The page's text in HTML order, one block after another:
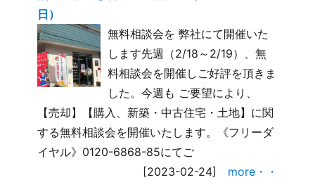
日）
無料相談会を 弊社にて開催いた
します先週（2/18～2/19）、無
料相談会を開催しご好評を頂きま
した。今週も ご要望により、
【売却】【購入、新築・中古住宅・土地】に関
する無料相談会を開催いたします。《フリーダ
イヤル》0120-6868-85にてご
[2023-02-24] more・・